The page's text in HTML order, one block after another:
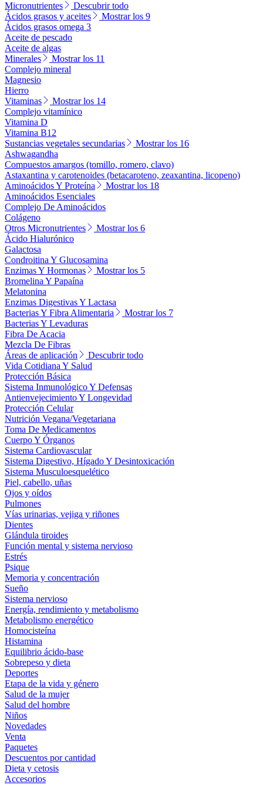
Micronutrientes
Descubrir todo
Ácidos grasos y aceites
Mostrar los 9
Ácidos grasos omega 3
Aceite de pescado
Aceite de algas
Minerales
Mostrar los 11
Complejo mineral
Magnesio
Hierro
Vitaminas
Mostrar los 14
Complejo vitamínico
Vitamina D
Vitamina B12
Sustancias vegetales secundarias
Mostrar los 16
Ashwagandha
Compuestos amargos (tomillo, romero, clavo)
Astaxantina y carotenoides (betacaroteno, zeaxantina, licopeno)
Aminoácidos Y Proteína
Mostrar los 18
Aminoácidos Esenciales
Complejo De Aminoácidos
Colágeno
Otros Micronutrientes
Mostrar los 6
Ácido Hialurónico
Galactosa
Condroitina Y Glucosamina
Enzimas Y Hormonas
Mostrar los 5
Bromelina Y Papaína
Melatonina
Enzimas Digestivas Y Lactasa
Bacterias Y Fibra Alimentaria
Mostrar los 7
Bacterias Y Levaduras
Fibra De Acacia
Mezcla De Fibras
Áreas de aplicación
Descubrir todo
Vida Cotidiana Y Salud
Protección Básica
Sistema Inmunológico Y Defensas
Antienvejecimiento Y Longevidad
Protección Celular
Nutrición Vegana/Vegetariana
Toma De Medicamentos
Cuerpo Y Órganos
Sistema Cardiovascular
Sistema Digestivo, Hígado Y Desintoxicación
Sistema Musculoesquelético
Piel, cabello, uñas
Ojos y oídos
Pulmones
Vías urinarias, vejiga y riñones
Dientes
Glándula tiroides
Función mental y sistema nervioso
Estrés
Psique
Memoria y concentración
Sueño
Sistema nervioso
Energía, rendimiento y metabolismo
Metabolismo energético
Homocisteína
Histamina
Equilibrio ácido-base
Sobrepeso y dieta
Deportes
Etapa de la vida y género
Salud de la mujer
Salud del hombre
Niños
Novedades
Venta
Paquetes
Descuentos por cantidad
Dieta y cetosis
Accesorios